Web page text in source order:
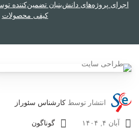
اجرای پروژه‌های دانش‌بنیان تضمین‌کننده
کیفی محصولات
انتشار توسط کارشناس سئوراز
آبان ۴, ۱۴۰۴ گوناگون